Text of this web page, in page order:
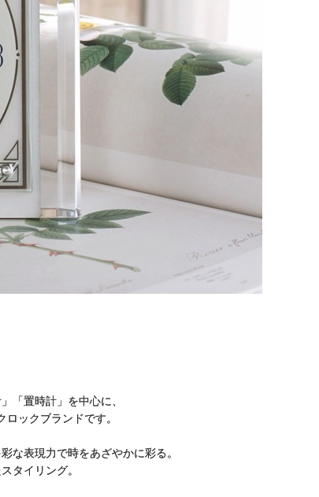
「置時計」を中心に、
ックブランドです。
な表現力で時をあざやかに彩る。
タイリング。